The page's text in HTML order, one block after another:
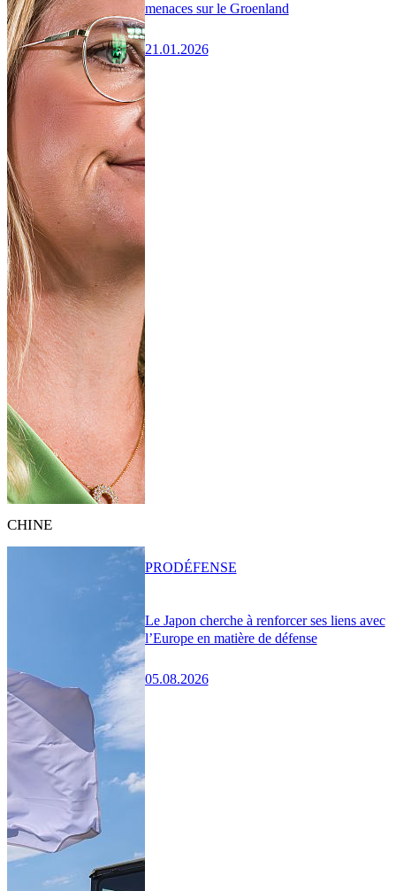
menaces sur le Groenland
21.01.2026
CHINE
Le Japon cherche à renforcer ses liens avec
l’Europe en matière de défense
05.08.2026
PRODÉFENSE